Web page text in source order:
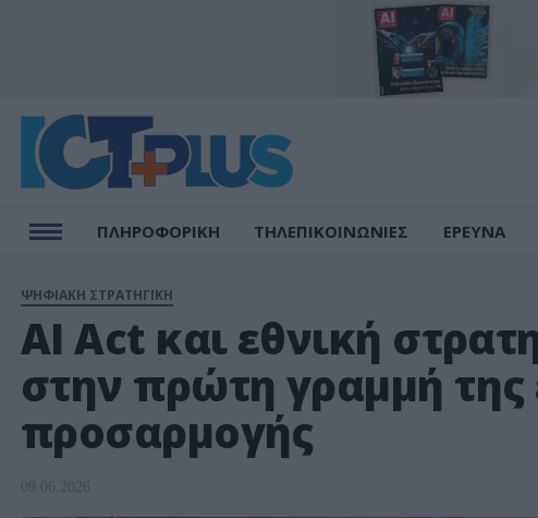
ΠΛΗΡΟΦΟΡΙΚΗ ΤΗΛΕΠΙΚΟΙΝΩΝΙΕΣ ΕΡΕΥΝΑ
ΨΗΦΙΑΚΗ ΣΤΡΑΤΗΓΙΚΗ
AI Act και εθνική
στην πρώτη γραμμή
προσαρμογής
09.06.2026